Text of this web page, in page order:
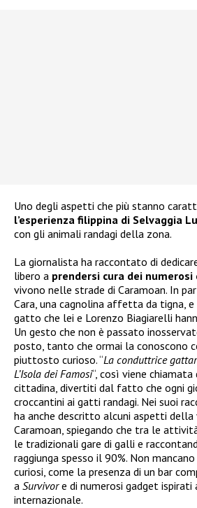
Uno degli aspetti che più stanno
l’esperienza filippina di Selvaggia
con gli animali randagi della zona.
La giornalista ha raccontato di
libero a prendersi cura dei
vivono nelle strade di Caramoan. In
Cara, una cagnolina affetta da tigna,
gatto che lei e Lorenzo Biagiarelli
Un gesto che non è passato
posto, tanto che ormai la conoscono
piuttosto curioso. “La conduttrice
L’Isola dei Famosi“, così viene
cittadina, divertiti dal fatto che ogni
croccantini ai gatti randagi. Nei suoi
ha anche descritto alcuni aspetti
Caramoan, spiegando che tra le
le tradizionali gare di galli e
raggiunga spesso il 90%. Non
curiosi, come la presenza di un bar
a Survivore di numerosi gadget
internazionale.